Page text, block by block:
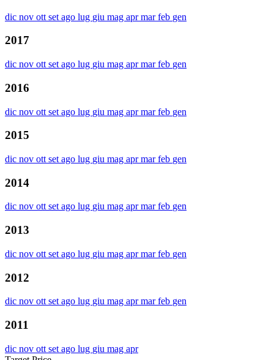
dic nov ott set ago lug giu mag aprmarfeb gen
2017
dic nov ott set ago lug giu mag aprmarfeb gen
2016
dic nov ott set ago lug giu mag aprmarfeb gen
2015
dic nov ott set ago lug giu mag aprmarfeb gen
2014
dic nov ottsetago lug giu mag aprmarfeb gen
2013
dic nov ott set ago lug giu mag aprmarfeb gen
2012
dic nov ott set ago lug giu mag aprmarfeb gen
2011
dic nov ott set ago lug giu mag apr